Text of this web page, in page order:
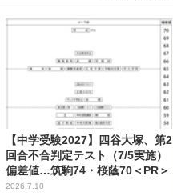
【中学受験2027】四谷大塚、第2
回合不合判定テスト（7/5実施）
偏差値…筑駒74・桜蔭70＜PR＞
2026.7.10